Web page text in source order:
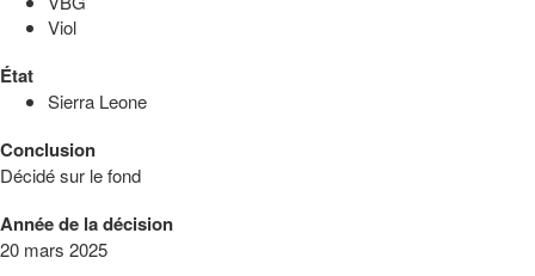
Viol
État
Sierra Leone
Conclusion
Décidé sur le fond
Année de la décision
20 mars 2025